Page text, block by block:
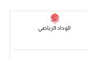
الوداد الرياضي